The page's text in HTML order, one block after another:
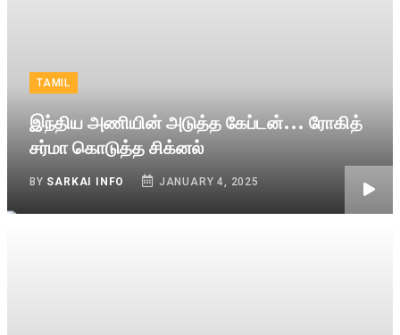
TAMIL
இந்திய அணியின் அடுத்த கேப்டன்... ரோகித்
சர்மா கொடுத்த சிக்னல்
BY SARKAI INFO JANUARY 4, 2025